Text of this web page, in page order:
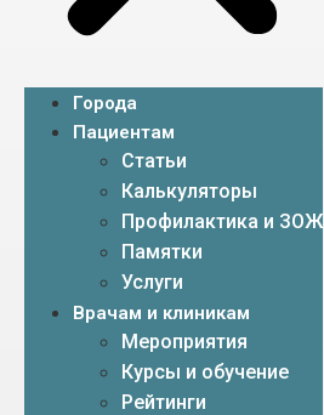
Города
Пациентам
Статьи
Калькуляторы
Профилактика и ЗОЖ
Памятки
Услуги
Врачам и клиникам
Мероприятия
Курсы и обучение
Рейтинги